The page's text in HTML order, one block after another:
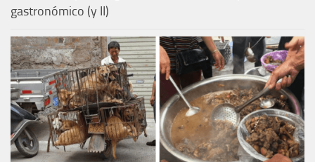
gastronómico (y II)